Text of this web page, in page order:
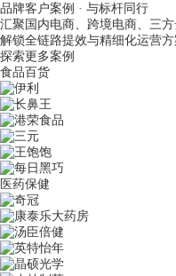
品牌客户案例 · 与标杆同行
汇聚国内电商、跨境电商、三
解锁全链路提效与精细化运营方
探索更多案例
食品百货
医药保健